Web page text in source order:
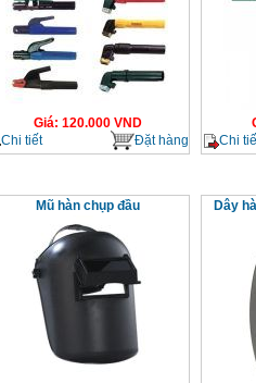
Giá: 120.000VND
Chi tiết
Đặt hàng
Chi
Mũ hàn chụp đầu Dây